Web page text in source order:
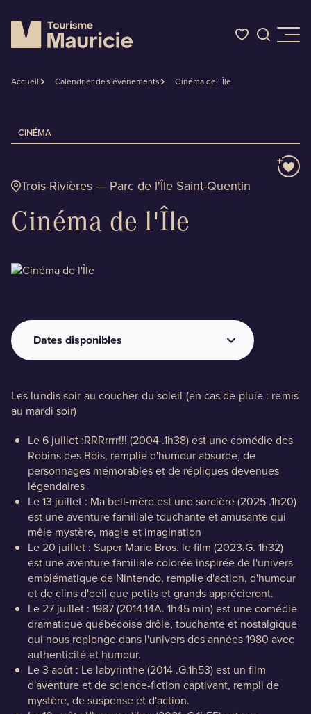
Zone médias
Espace membres
EN
Où dormir
Où manger
BLOGUE
Accueil Calendrier des événements Cinéma de l’Île
CINÉMA
Trois-Rivières — Parc de l'Île Saint-Quentin
Cinéma de l'Île
Dates disponibles
2026-07-06 au 2026-08-24
Les lundis soir au coucher du soleil (en cas de pluie : remis
au mardi soir)
Le 6 juillet :RRRrrrr!!! (2004 .1h38) est une comédie des
Robins des Bois, remplie d'humour absurde, de
personnages mémorables et de répliques devenues
légendaires
Le 13 juillet : Ma bell-mère est une sorcière (2025 .1h20)
est une aventure familiale touchante et amusante qui
mêle mystère, magie et imagination
Le 20 juillet : Super Mario Bros. le film (2023.G. 1h32)
est une aventure familiale colorée inspirée de l'univers
emblématique de Nintendo, remplie d'action, d'humour
et de clins d'oeil que petits et grands apprécieront.
Le 27 juillet : 1987 (2014.14A. 1h45 min) est une comédie
dramatique québécoise drôle, touchante et nostalgique
qui nous replonge dans l'univers des années 1980 avec
authenticité et humour.
Le 3 août : Le labyrinthe (2014 .G.1h53) est un film
d'aventure et de science-fiction captivant, rempli de
mystère, de suspense et d'action.